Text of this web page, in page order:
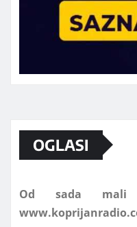
OGLASI
Od sada